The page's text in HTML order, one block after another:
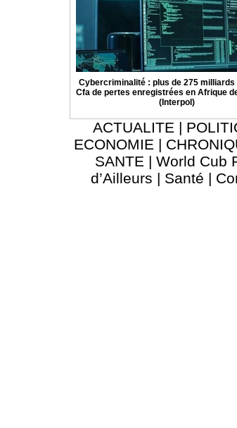
Cybercriminalité : plus de 275 milliards
Cfa de pertes enregistrées en Afrique
(Interpol)
ACTUALITE |
ECONOMIE |
SANTE | World Cub
d’Ailleurs | Santé |